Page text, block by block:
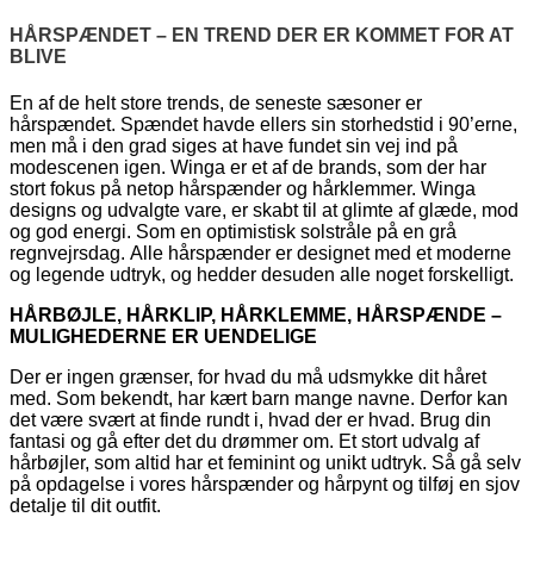
HÅRSPÆNDET – EN TREND DER ER KOMMET FOR AT
BLIVE
En af de helt store trends, de seneste sæsoner er
hårspændet. Spændet havde ellers sin storhedstid i 90’erne,
men må i den grad siges at have fundet sin vej ind på
modescenen igen. Winga er et af de brands, som der har
stort fokus på netop hårspænder og hårklemmer. Winga
designs og udvalgte vare, er skabt til at glimte af glæde, mod
og god energi. Som en optimistisk solstråle på en grå
regnvejrsdag. Alle hårspænder er designet med et moderne
og legende udtryk, og hedder desuden alle noget forskelligt.
HÅRBØJLE, HÅRKLIP, HÅRKLEMME, HÅRSPÆNDE –
MULIGHEDERNE ER UENDELIGE
Der er ingen grænser, for hvad du må udsmykke dit håret
med. Som bekendt, har kært barn mange navne. Derfor kan
det være svært at finde rundt i, hvad der er hvad. Brug din
fantasi og gå efter det du drømmer om. Et stort udvalg af
hårbøjler, som altid har et feminint og unikt udtryk. Så gå selv
på opdagelse i vores hårspænder og hårpynt og tilføj en sjov
detalje til dit outfit.